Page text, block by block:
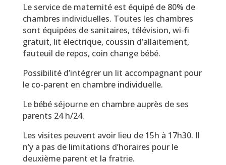
Le service de maternité est équipé de 80% de
chambres individuelles. Toutes les chambres
sont équipées de sanitaires, télévision, wi-fi
gratuit, lit électrique, coussin d’allaitement,
fauteuil de repos, coin change bébé.
Possibilité d’intégrer un lit accompagnant pour
le co-parent en chambre individuelle.
Le bébé séjourne en chambre auprès de ses
parents 24 h/24.
Les visites peuvent avoir lieu de 15h à 17h30. Il
n’y a pas de limitations d’horaires pour le
deuxième parent et la fratrie.